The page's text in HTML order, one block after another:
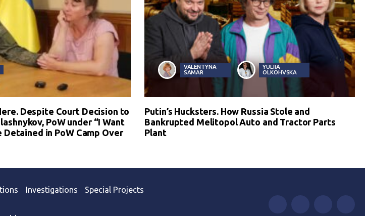
Despite Court Decision to
PoW under “I Want
Detained in PoW Camp Over
VALENTYNA
SAMAR
YULIIA
OLKOHVSKA
Putin’s Hucksters. How Russia Stole and
Bankrupted Melitopol Auto and Tractor Parts
Plant
Investigations Special Projects